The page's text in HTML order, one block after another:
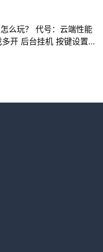
么玩？ 代号：云端性能
开 后台挂机 按键设置